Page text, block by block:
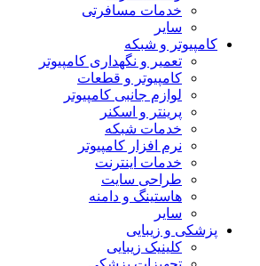
خدمات مسافرتی
سایر
کامپیوتر و شبکه
تعمیر و نگهداری کامپیوتر
کامپیوتر و قطعات
لوازم جانبی کامپیوتر
پرینتر و اسکنر
خدمات شبکه
نرم افزار کامپیوتر
خدمات اینترنت
طراحی سایت
هاستینگ و دامنه
سایر
پزشکی و زیبایی
کلینیک زیبایی